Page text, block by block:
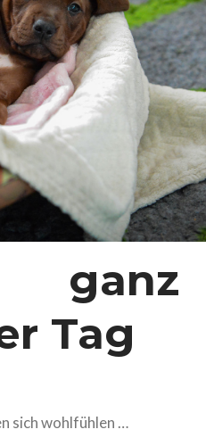
News
Blog Archiv
ANIfit
Gesundheit
Ernährung
ZüchterLounge
Zucht
beginnt….
Portrait…
Ein perfekter Start ins Leben
Tag
sich wohlfühlen …